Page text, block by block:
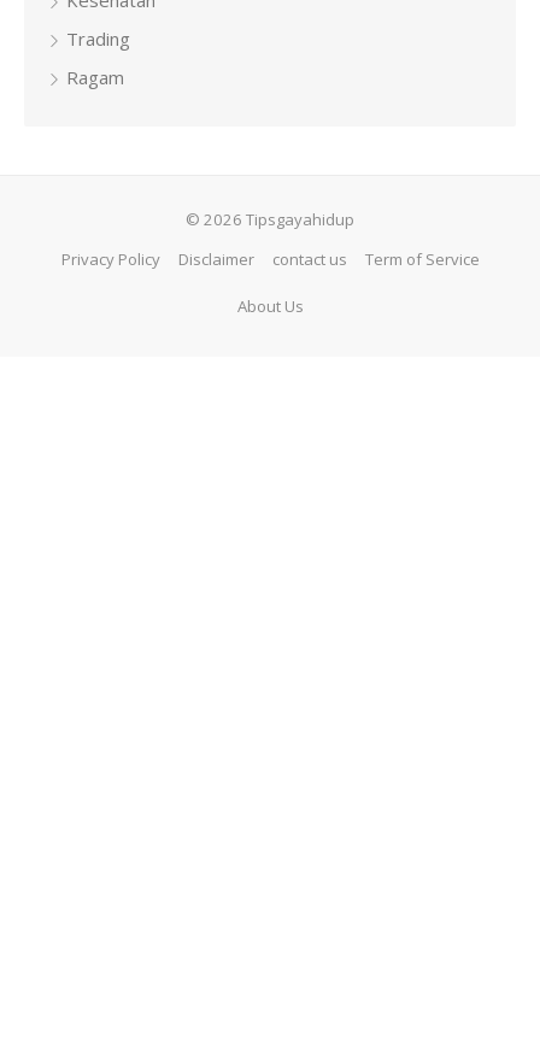
Trading
Ragam
© 2026 Tipsgayahidup
Privacy Policy
Disclaimer contact us Term of Service
About Us